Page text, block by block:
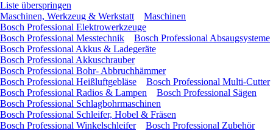
Liste überspringen
Maschinen, Werkzeug & Werkstatt
Maschinen
Bosch Professional Elektrowerkzeuge
Bosch Professional Messtechnik
Bosch Professional Absaugsysteme
Bosch Professional Akkus & Ladegeräte
Bosch Professional Akkuschrauber
Bosch Professional Bohr- Abbruchhämmer
Bosch Professional Heißluftgebläse
Bosch Professional Multi-Cutter
Bosch Professional Radios & Lampen
Bosch Professional Sägen
Bosch Professional Schlagbohrmaschinen
Bosch Professional Schleifer, Hobel & Fräsen
Bosch Professional Winkelschleifer
Bosch Professional Zubehör